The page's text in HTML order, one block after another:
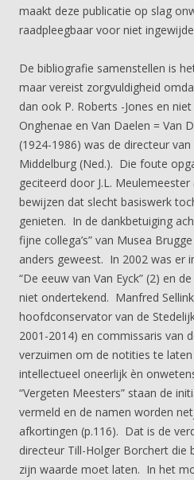
maakt deze publicatie op slag
raadpleegbaar voor niet
De bibliografie samenstellen is
maar vereist zorgvuldigheid
dan ook P. Roberts -Jones en
Onghenae en Van Daelen = Van
(1924-1986) was de directeur
Middelburg (Ned.). Die foute
geciteerd door J.L.
bewijzen dat slecht basiswerk
genieten. In de dankbetuiging
fijne collega’s” van Musea
anders geweest. In 2002 was er
“De eeuw van Van Eyck” (2) en
niet ondertekend. Manfred
hoofdconservator van de
2001-2014) en commissaris van
verzuimen om de notities te
intellectueel oneerlijk èn
“Vergeten Meesters” staan de
vermeld en de namen worden
afkortingen (p.116). Dat is de
directeur Till-Holger Borchert die
zijn waarde moet laten. In het